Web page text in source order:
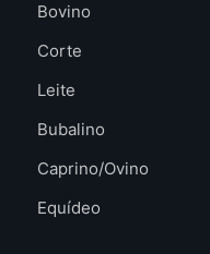
Bovino
Corte
Leite
Bubalino
Caprino/Ovino
Equídeo